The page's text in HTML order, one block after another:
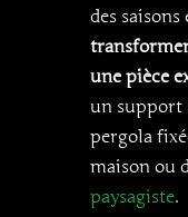
des saisons
une pièce
un support
pergola
maison ou
paysagiste.